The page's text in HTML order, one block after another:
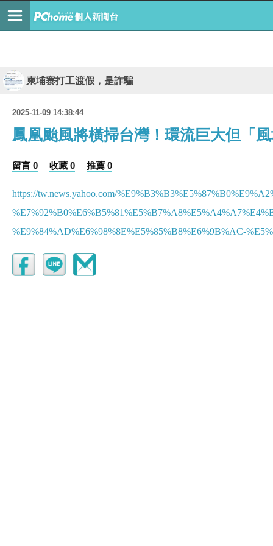
柬埔寨打工渡假，是詐騙
2025-11-09 14:38:44
鳳凰颱風將橫掃台灣！環流巨大但「
留言 0 收藏 0 推薦 0
https://tw.news.yahoo.com/
%E9%84%AD%E6%98%8E%E5%85%B8%E6%9B%AC-